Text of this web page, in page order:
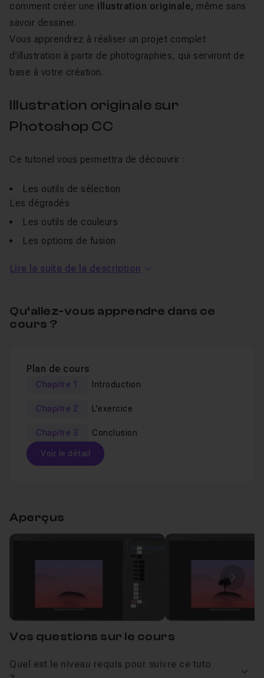
comment créer une illustration originale, même sans
savoir dessiner.
Vous apprendrez à réaliser un projet complet
d’illustration à partir de photographies, qui serviront de
base à votre création.
Illustration originale sur
Photoshop CC
Ce tutoriel vous permettra de découvrir :
Les outils de sélection
Les dégradés
Les outils de couleurs
Les options de fusion
questions au cours de la formation mais aussi de
présenter vos résultats.
Pour aller plus loin, découvrez la
dans Photoshop
Lire la suite de la description
Qu’allez-vous apprendre dans ce
cours ?
Plan de cours
Chapitre 1 Introduction
Chapitre 2 L'exercice
Chapitre 3 Conclusion
Voir le détail
Leçon 2 Avant propos
Chapitre 2 : L'exercice
Chapitre 3 : Conclusion 55s
Aperçus
Vos questions sur le cours
Quel est le niveau requis pour suivre ce tuto